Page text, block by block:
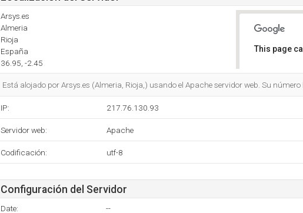
Arsys.es
Almeria
Rioja
España
36.95, -2.45
This page
Está alojado por Arsys.es (Almeria, Rioja,) usando el Apache servidor web. Su número
IP: 217.76.130.93
Servidor web: Apache
Codificación: utf-8
Configuración del Servidor
Date: --